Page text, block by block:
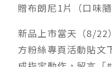
贈布朗尼1片（口味隨
新品上市當天（8/
方粉絲專頁活動貼文